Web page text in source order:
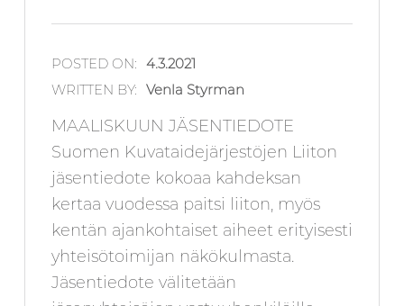
POSTED ON:
4.3.2021
WRITTEN BY:
Venla Styrman
MAALISKUUN JÄSENTIEDOTE
Suomen Kuvataidejärjestöjen Liiton
jäsentiedote kokoaa kahdeksan
kertaa vuodessa paitsi liiton, myös
kentän ajankohtaiset aiheet erityisesti
yhteisötoimijan näkökulmasta.
Jäsentiedote välitetään